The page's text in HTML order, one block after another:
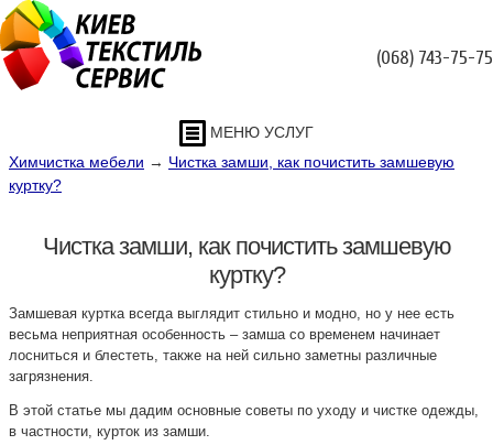
(068) 743-75-75
МЕНЮ УСЛУГ
Химчистка мебели → Чистка замши, как почистить замшевую
куртку?
Чистка замши, как почистить замшевую
куртку?
Замшевая куртка всегда выглядит стильно и модно, но у нее есть
весьма неприятная особенность – замша со временем начинает
лосниться и блестеть, также на ней сильно заметны различные
загрязнения.
В этой статье мы дадим основные советы по уходу и чистке одежды,
в частности, курток из замши.